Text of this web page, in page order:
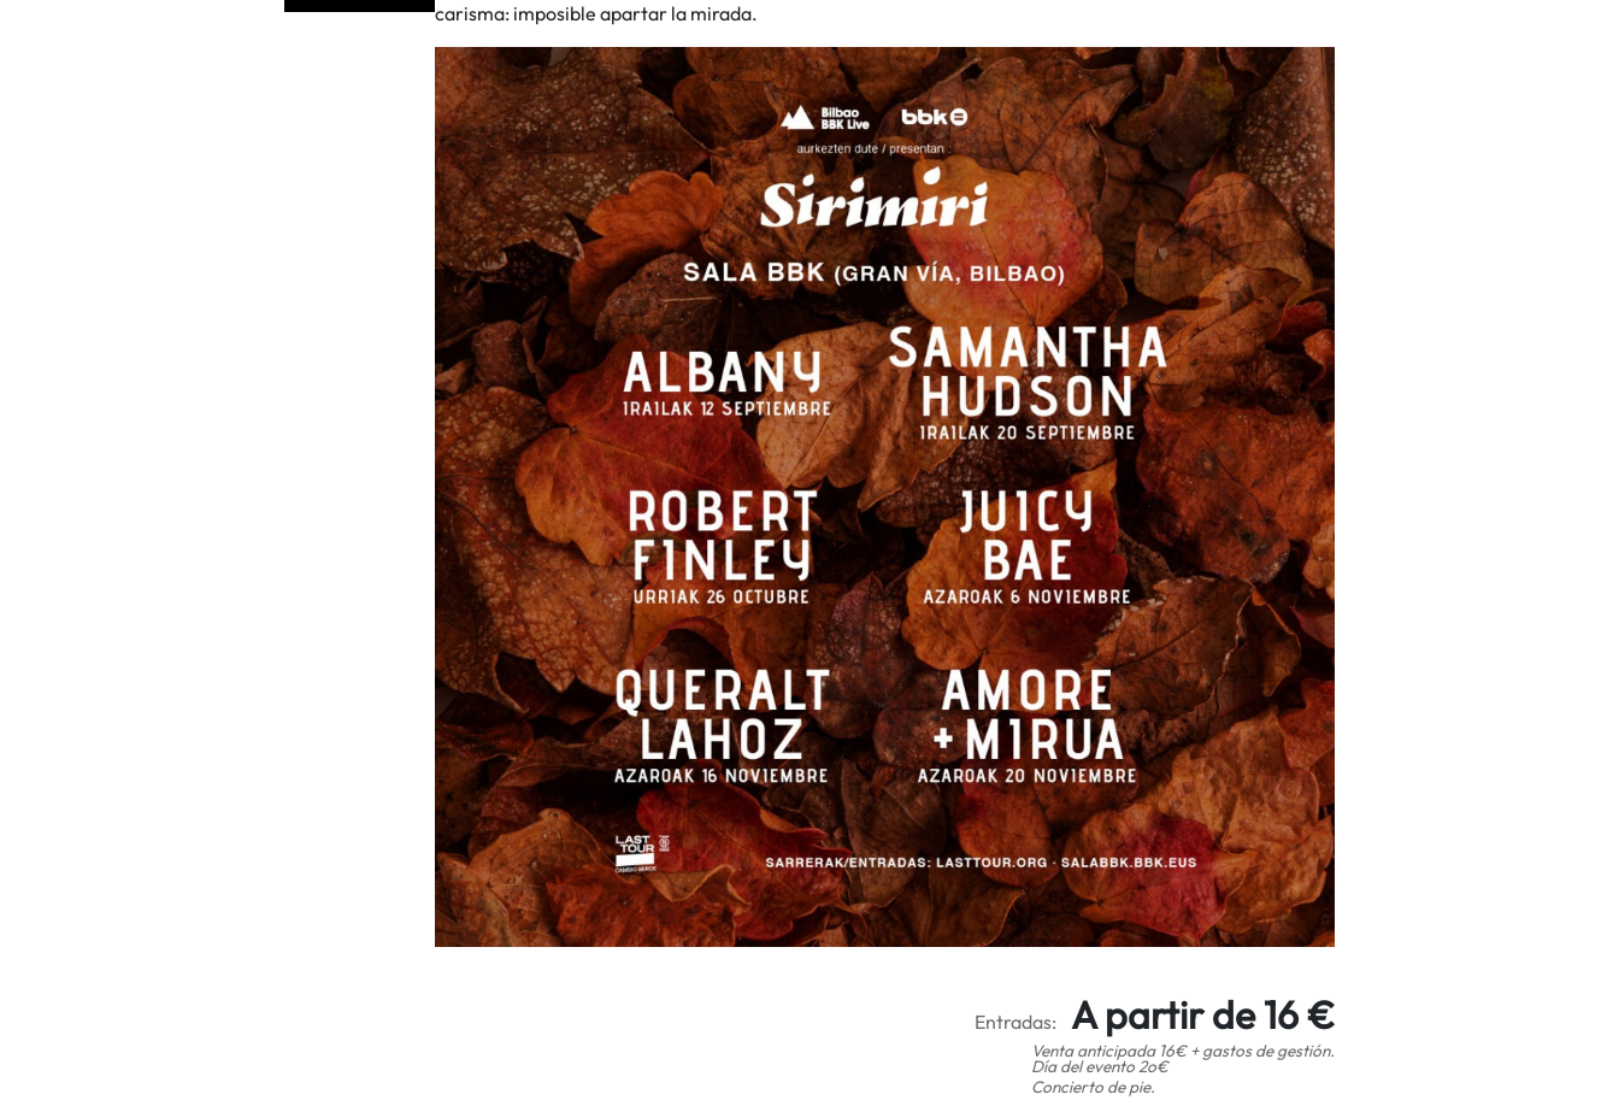
carisma: imposible apartar la mirada.
Entradas: A partir de 16 €
Venta anticipada 16€ + gastos de gestión.
Día del evento 2o€
Concierto de pie.